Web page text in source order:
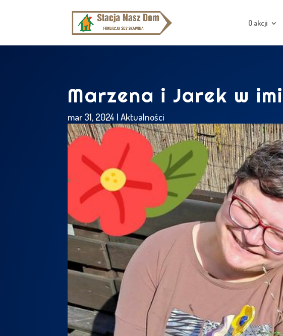
O akcji
Marzena i Jarek w
mar 31, 2024 |Aktualności